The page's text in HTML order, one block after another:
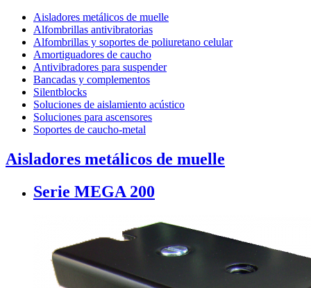
Aisladores metálicos de muelle
Alfombrillas antivibratorias
Alfombrillas y soportes de poliuretano celular
Amortiguadores de caucho
Antivibradores para suspender
Bancadas y complementos
Silentblocks
Soluciones de aislamiento acústico
Soluciones para ascensores
Soportes de caucho-metal
Aisladores metálicos de muelle
Serie MEGA 200